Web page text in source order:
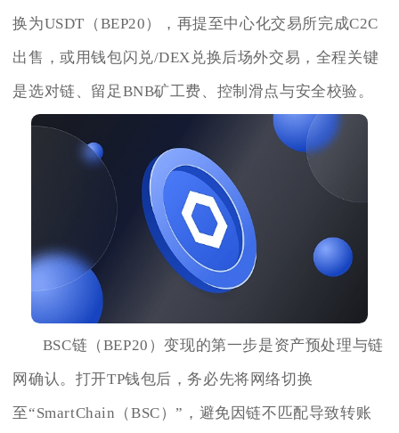
换为USDT（BEP20），再提至中心化交易所完成C2C
出售，或用钱包闪兑/DEX兑换后场外交易，全程关键
是选对链、留足BNB矿工费、控制滑点与安全校验。
BSC链（BEP20）变现的第一步是资产预处理与链
网确认。打开TP钱包后，务必先将网络切换
至“SmartChain（BSC）”，避免因链不匹配导致转账